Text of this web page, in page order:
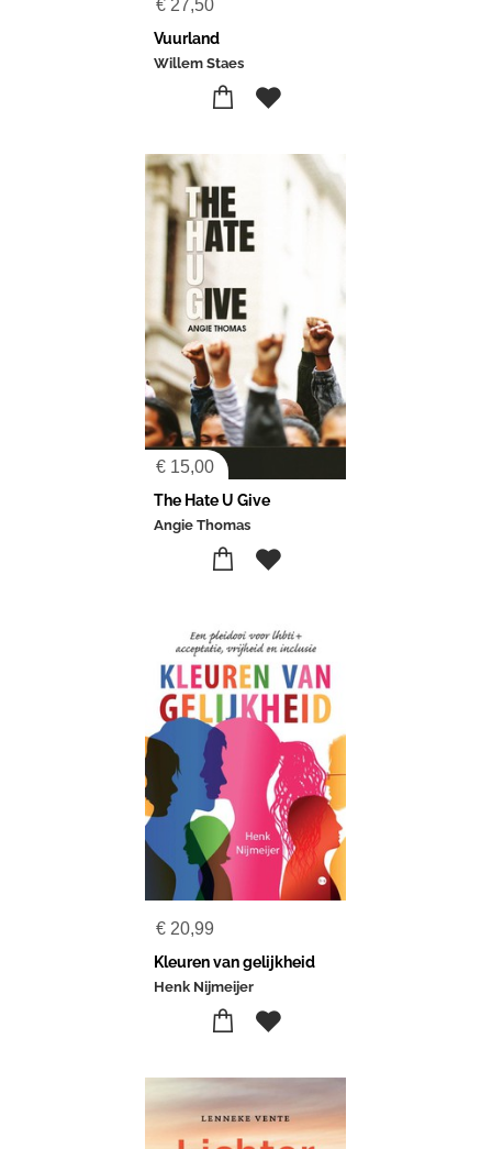
€ 27,50
Vuurland
Willem Staes
€ 15,00
The Hate U Give
Angie Thomas
€ 20,99
Kleuren van gelijkheid
Henk Nijmeijer